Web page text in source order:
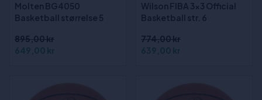
Molten BG4050
Basketball størrelse 5
895,00 kr
649,00 kr
Wilson FIBA 3x3 Official
Basketball str. 6
774,00 kr
639,00 kr